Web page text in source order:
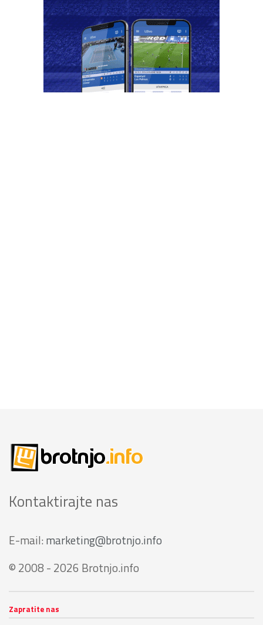
Kontaktirajte nas
E-mail: marketing@brotnjo.info
© 2008 - 2026 Brotnjo.info
Zapratite nas